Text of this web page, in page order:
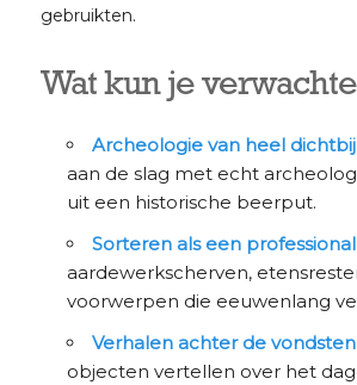
gebruikten.
Wat kun je
Archeologie van heel
aan de slag met echt
uit een historische beerput.
Sorteren als een
aardewerkscherven,
voorwerpen die eeuwenlang
Verhalen achter de
objecten vertellen over het